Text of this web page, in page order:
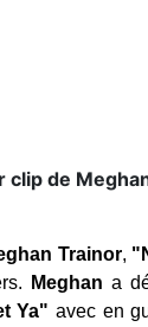
de
Trainor,
Meghana
Ya" avec en